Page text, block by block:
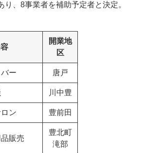
、8事業者を補助予定者と決定。
開業地
区
ー 唐戸
川中豊
ン 豊前田
販売
豊北町
滝部